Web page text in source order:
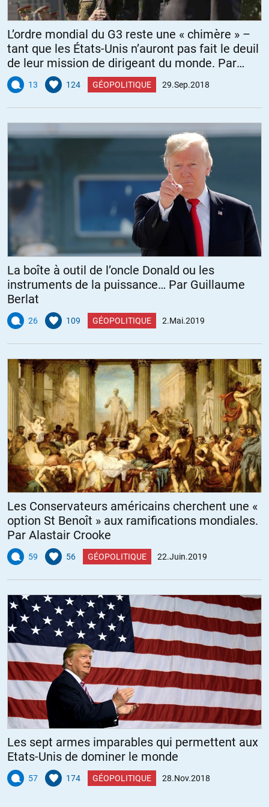
L’ordre mondial du G3 reste une « chimère » –
tant que les États-Unis n’auront pas fait le deuil
de leur mission de dirigeant du monde. Par
Alastair Crooke
13 124 GÉOPOLITIQUE 29.Sep.2018
La boîte à outil de l’oncle Donald ou les
instruments de la puissance… Par Guillaume
Berlat
26 109 GÉOPOLITIQUE 2.Mai.2019
Les Conservateurs américains cherchent une «
option St Benoît » aux ramifications mondiales.
Par Alastair Crooke
59 56 GÉOPOLITIQUE 22.Juin.2019
Les sept armes imparables qui permettent aux
Etats-Unis de dominer le monde
57 174 GÉOPOLITIQUE 28.Nov.2018